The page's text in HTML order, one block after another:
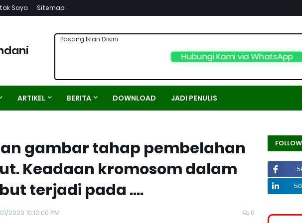
Saya Sitemap
Hubungi Kami via WhatsApp
Pasang Iklan Disini
ARTIKEL BERITA DOWNLOAD JADI PENULIS
gambar tahap pembelahan
Keadaan kromosom dalam
terjadi pada ....
2020 10:12:00 PM 0